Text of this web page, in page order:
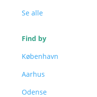
Se alle
Find by
København
Aarhus
Odense